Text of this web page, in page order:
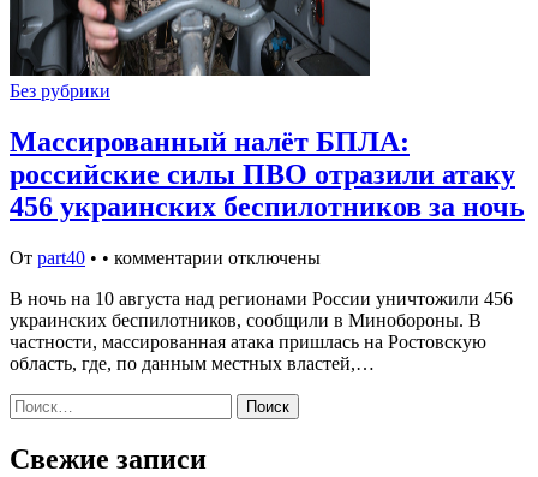
Без рубрики
Массированный налёт БПЛА:
российские силы ПВО отразили атаку
456 украинских беспилотников за ночь
От part40 • • комментарии отключены
В ночь на 10 августа над регионами России уничтожили 456
украинских беспилотников, сообщили в Минобороны. В
частности, массированная атака пришлась на Ростовскую
область, где, по данным местных властей,…
Найти:
Свежие записи